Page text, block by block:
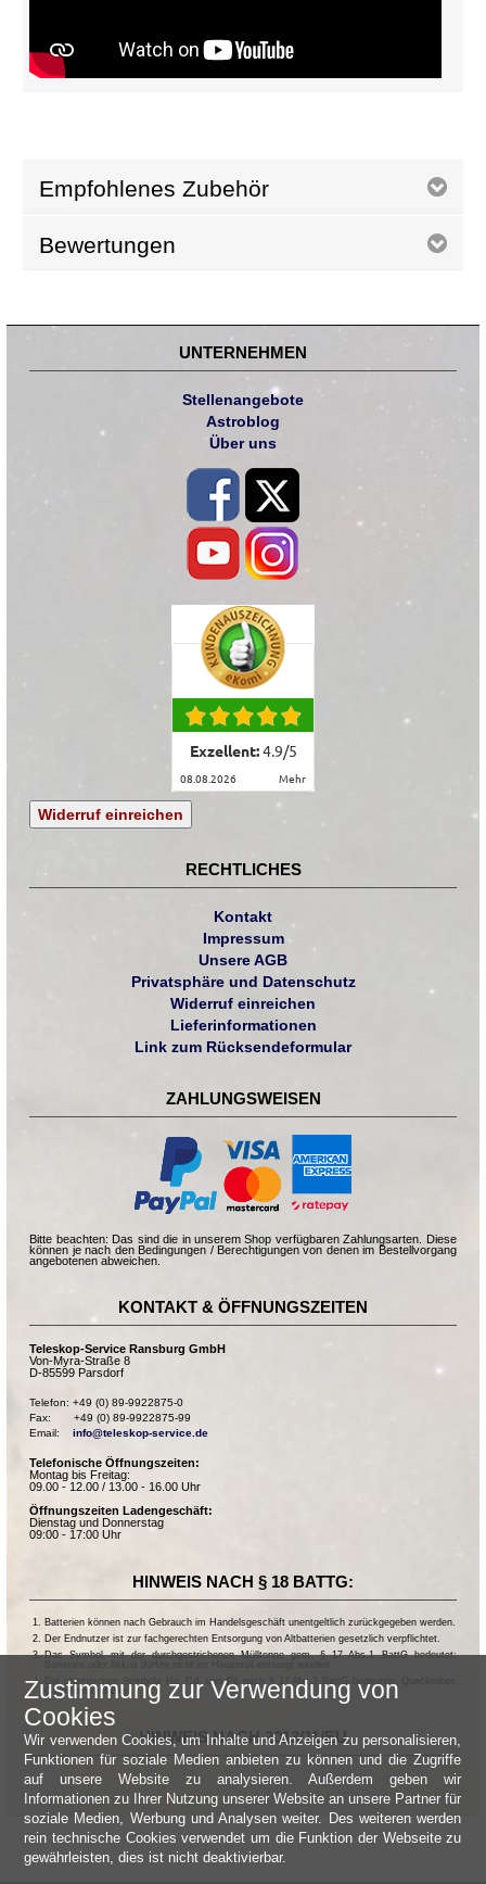
Empfohlenes Zubehör
Bewertungen
UNTERNEHMEN
Stellenangebote
Astroblog
Über uns
Exzellent:4.9/5
08.08.2026 mehr
Widerruf einreichen
RECHTLICHES
Kontakt
Impressum
Unsere AGB
Privatsphäre und Datenschutz
Widerruf einreichen
Lieferinformationen
Link zum Rücksendeformular
ZAHLUNGSWEISEN
Bitte beachten: Das sind die in unserem Shop verfügbaren Zahlungsarten. Diese
können je nach den Bedingungen / Berechtigungen von denen im Bestellvorgang
angebotenen abweichen.
KONTAKT & ÖFFNUNGSZEITEN
Teleskop-Service Ransburg GmbH
Von-Myra-Straße 8
D-85599 Parsdorf
Telefon: +49 (0) 89-9922875-0
Fax:       +49 (0) 89-9922875-99
Email: info@teleskop-service.de
Telefonische Öffnungszeiten:
Montag bis Freitag:
09.00 - 12.00 / 13.00 - 16.00 Uhr
Öffnungszeiten Ladengeschäft:
Dienstag und Donnerstag
09:00 - 17:00 Uhr
HINWEIS NACH § 18 BATTG:
Batterien können nach Gebrauch im Handelsgeschäft unentgeltlich zurückgegeben werden.
Der Endnutzer ist zur fachgerechten Entsorgung von Altbatterien gesetzlich verpflichtet.
Das Symbol mit der durchgestrichenen Mülltonne gem. § 17 Abs.1 BattG bedeutet:
Die chemischen Symbole Hg, Cd, und Pb nach § 17 Abs.3 BattG bedeuten: Quecksilber,
Cadmium und Blei.
HINWEIS NACH 2013/11/EU
Zustimmung zur Verwendung von
Cookies
Wir verwenden Cookies, um Inhalte und Anzeigen zu personalisieren,
Funktionen für soziale Medien anbieten zu können und die Zugriffe
auf unsere Website zu analysieren. Außerdem geben wir
Informationen zu Ihrer Nutzung unserer Website an unsere Partner für
soziale Medien, Werbung und Analysen weiter. Des weiteren werden
rein technische Cookies verwendet um die Funktion der Webseite zu
gewährleisten, dies ist nicht deaktivierbar.